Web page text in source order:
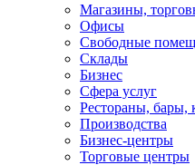
Магазины,
Офисы
Свободные
Склады
Бизнес
Сфера услуг
Рестораны, бары,
Производства
Бизнес-центры
Торговые центры